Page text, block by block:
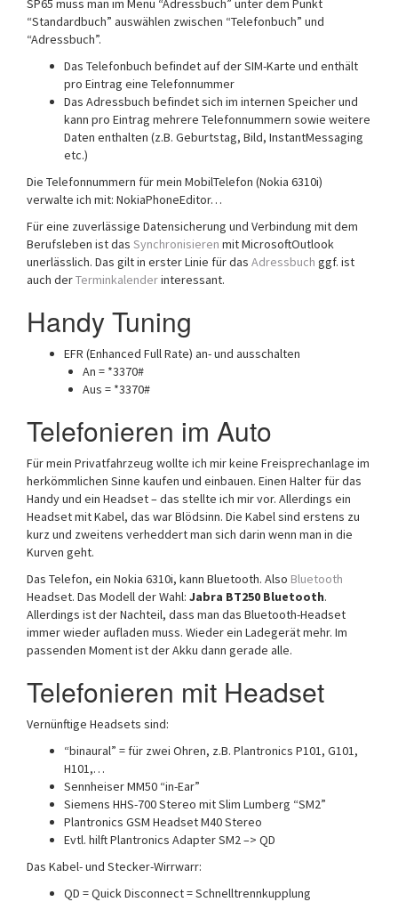
SP65 muss man im Menü “Adressbuch” unter dem Punkt
“Standardbuch” auswählen zwischen “Telefonbuch” und
“Adressbuch”.
Das Telefonbuch befindet auf der SIM-Karte und enthält
pro Eintrag eine Telefonnummer
Das Adressbuch befindet sich im internen Speicher und
kann pro Eintrag mehrere Telefonnummern sowie weitere
Daten enthalten (z.B. Geburtstag, Bild, InstantMessaging
etc.)
Die Telefonnummern für mein MobilTelefon (Nokia 6310i)
verwalte ich mit: NokiaPhoneEditor…
Für eine zuverlässige Datensicherung und Verbindung mit dem
Berufsleben ist das Synchronisieren mit MicrosoftOutlook
unerlässlich. Das gilt in erster Linie für das Adressbuch ggf. ist
auch derTerminkalenderinteressant.
Handy Tuning
EFR (Enhanced Full Rate) an- und ausschalten
An = *3370#
Aus = *3370#
Telefonieren im Auto
Für mein Privatfahrzeug wollte ich mir keine Freisprechanlage im
herkömmlichen Sinne kaufen und einbauen. Einen Halter für das
Handy und ein Headset – das stellte ich mir vor. Allerdings ein
Headset mit Kabel, das war Blödsinn. Die Kabel sind erstens zu
kurz und zweitens verheddert man sich darin wenn man in die
Kurven geht.
Das Telefon, ein Nokia 6310i, kann Bluetooth. Also Bluetooth
Headset. Das Modell der Wahl: Jabra BT250 Bluetooth.
Allerdings ist der Nachteil, dass man das Bluetooth-Headset
immer wieder aufladen muss. Wieder ein Ladegerät mehr. Im
passenden Moment ist der Akku dann gerade alle.
Telefonieren mit Headset
Vernünftige Headsets sind:
“binaural” = für zwei Ohren, z.B. Plantronics P101, G101,
H101,…
Sennheiser MM50 “in-Ear”
Siemens HHS-700 Stereo mit Slim Lumberg “SM2”
Plantronics GSM Headset M40 Stereo
Evtl. hilft Plantronics Adapter SM2 –> QD
Das Kabel- und Stecker-Wirrwarr:
QD = Quick Disconnect = Schnelltrennkupplung